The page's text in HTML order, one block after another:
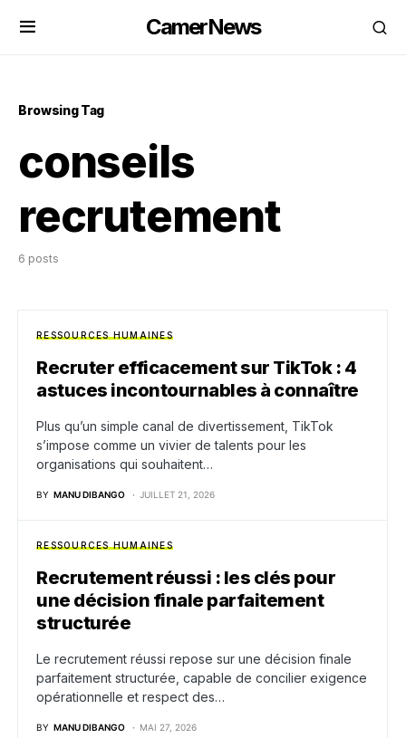
CamerNews
Browsing Tag
conseils
recrutement
6 posts
RESSOURCES HUMAINES
Recruter efficacement sur TikTok : 4
astuces incontournables à connaître
Plus qu’un simple canal de divertissement, TikTok
s’impose comme un vivier de talents pour les
organisations qui souhaitent…
BY MANU DIBANGO JUILLET 21, 2026
RESSOURCES HUMAINES
Recrutement réussi : les clés pour
une décision finale parfaitement
structurée
Le recrutement réussi repose sur une décision finale
parfaitement structurée, capable de concilier exigence
opérationnelle et respect des…
BY MANU DIBANGO MAI 27, 2026